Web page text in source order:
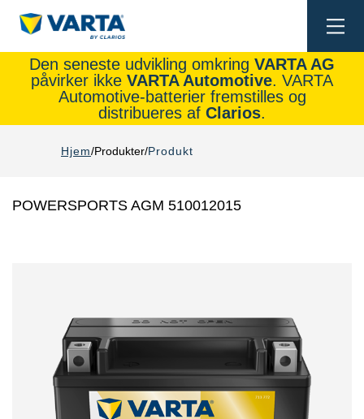
Den seneste udvikling omkring VARTA AG
påvirker ikke VARTA Automotive. VARTA
Automotive-batterier fremstilles og
distribueres af Clarios.
Hjem Produkter Produkt
POWERSPORTS AGM 510012015